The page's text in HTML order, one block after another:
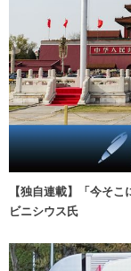
【独自連載】「今そ
ビニシウス氏